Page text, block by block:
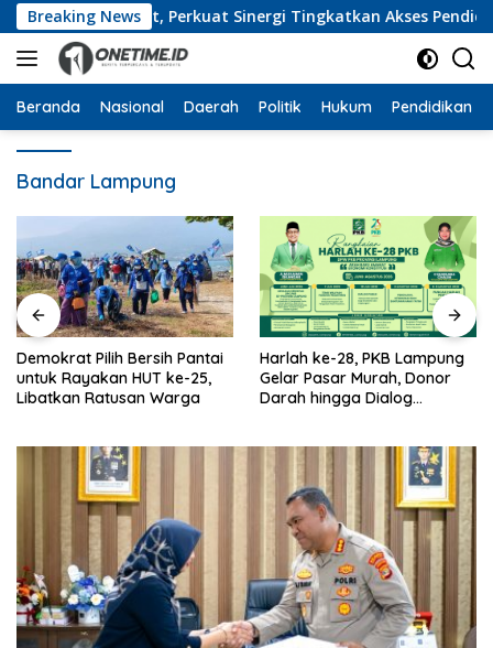
Langsung
ke
konten
Breaking News
Barat, Perkuat Sinergi Tingkatkan Akses Pendidikan
Beranda Nasional Daerah Politik Hukum Pendidikan
Bandar Lampung
Demokrat Pilih Bersih Pantai
untuk Rayakan HUT ke-25,
Libatkan Ratusan Warga
Harlah ke-28, PKB Lampung
Gelar Pasar Murah, Donor
Darah hingga Dialog